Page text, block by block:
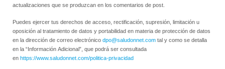
actualizaciones que se produzcan en los comentarios de post.
Puedes ejercer tus derechos de acceso, rectificación, supresión, limitación u
oposición al tratamiento de datos y portabilidad en materia de protección de datos
en la dirección de correo electrónico dpo@saludonnet.com tal y como se detalla
en la “Información Adicional”, que podrá ser consultada
en https://www.saludonnet.com/politica-privacidad